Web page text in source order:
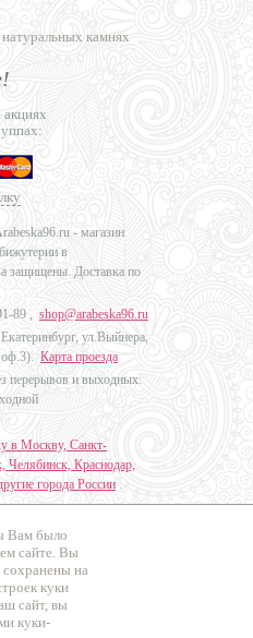
Вам было
сайте. Вы
сохранены на
куки
сайт, вы
куки-
камнях
- магазин
в
защищены. Доставка по
89 , shop@arabeska96.ru
ул.Выйнера,
Карта проезда
перерывов и выходных:
в Москву, Санкт-
Челябинск, Краснодар,
города России .